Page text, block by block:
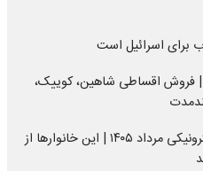
برای اسرائیل است
فروش اقساطی شاهین، کوییک،
تغییر زمان‌بندی واریز کالابرگ الکترونیکی مرداد ۱۴۰۵ | این خانوارها از